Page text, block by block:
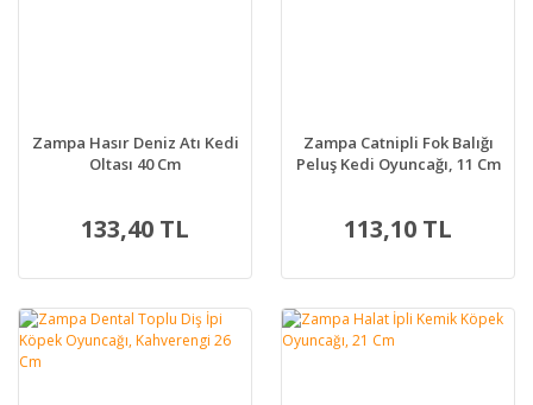
Zampa Hasır Deniz Atı Kedi
Oltası 40 Cm
133,40 TL
Zampa Catnipli Fok Balığı
Peluş Kedi Oyuncağı, 11 Cm
113,10 TL